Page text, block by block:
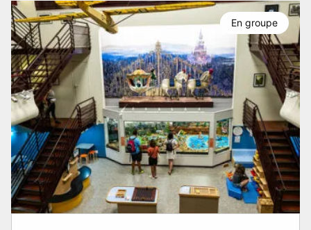
En groupe